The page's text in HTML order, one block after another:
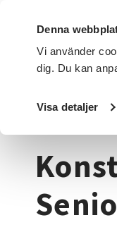
Denna
Vi använder
dig. Du kan
Visa detaljer
DET HÄR GÖR VI
Startsida /